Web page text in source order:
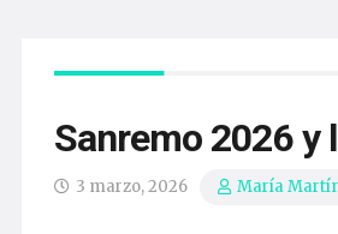
Sanremo 2026 y
3 marzo, 2026 María